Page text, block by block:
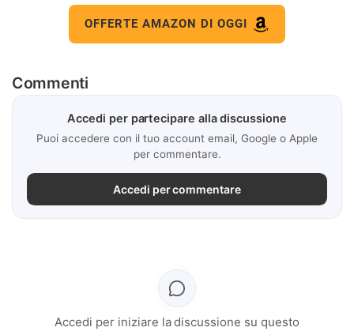
OFFERTE AMAZON DI OGGI
Commenti
Accedi per partecipare alla discussione
Puoi accedere con il tuo account email, Google o Apple
per commentare.
Accedi per commentare
Accedi per iniziare la discussione su questo